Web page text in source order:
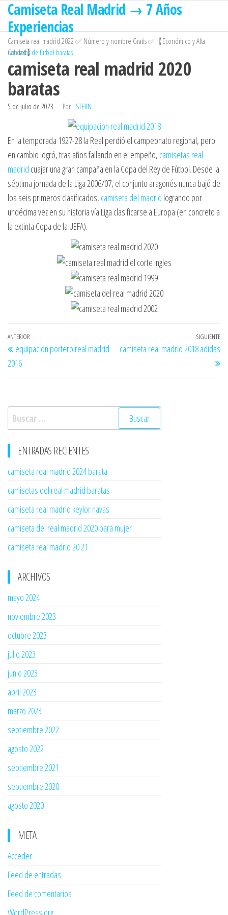
Saltar
contenido
Camiseta Real Madrid → 7 Años
Experiencias
Camiseta real madrid 2022 ✅ Número y nombre Gratis ✅【Económico y Alta
Calidad】
camisetas de futbol baratas
camiseta real madrid 2020
baratas
5 de julio de 2023 Por ISTERN
En la temporada 1927-28 la Real perdió el campeonato regional, pero
en cambio logró, tras años fallando en el empeño, camisetas real
madrid cuajar una gran campaña en la Copa del Rey de Fútbol. Desde la
séptima jornada de la Liga 2006/07, el conjunto aragonés nunca bajó de
los seis primeros clasificados, camiseta del madrid logrando por
undécima vez en su historia vía Liga clasificarse a Europa (en concreto a
la extinta Copa de la UEFA).
Navegación
de
entradas
Entrada
anterior
ANTERIOR
equipacion portero real madrid
2016
SIGUIENTE
camiseta real madrid 2018 adidas
Buscar:
ENTRADAS RECIENTES
camiseta real madrid 2024 barata
camisetas del real madrid baratas
camiseta real madrid keylor navas
camiseta del real madrid 2020 para mujer
camiseta real madrid 20 21
ARCHIVOS
mayo 2024
noviembre 2023
octubre 2023
julio 2023
junio 2023
abril 2023
marzo 2023
septiembre 2022
agosto 2022
septiembre 2021
septiembre 2020
agosto 2020
META
Acceder
Feed de entradas
Feed de comentarios